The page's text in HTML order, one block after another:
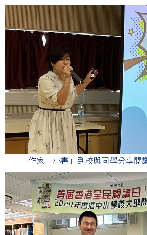
作家「小書」到校與同學分享閱